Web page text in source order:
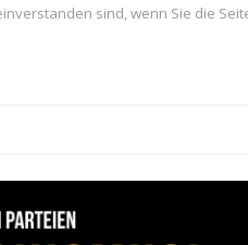
sind, wenn Sie die